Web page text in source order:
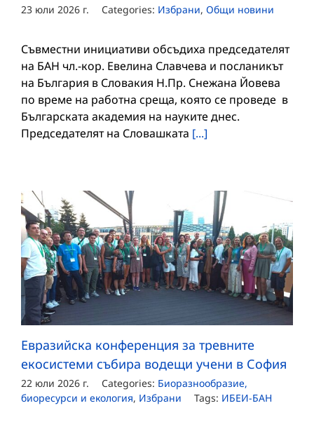
23 юли 2026 г. Categories: Избрани, Общи новини
Съвместни инициативи обсъдиха председателят
на БАН чл.-кор. Евелина Славчева и посланикът
на България в Словакия Н.Пр. Снежана Йовева
по време на работна среща, която се проведе в
Българската академия на науките днес.
Председателят на Словашката [...]
Евразийска конференция за тревните
екосистеми събира водещи учени в София
22 юли 2026 г. Categories: Биоразнообразие,
биоресурси и екология, Избрани Tags: ИБЕИ-БАН